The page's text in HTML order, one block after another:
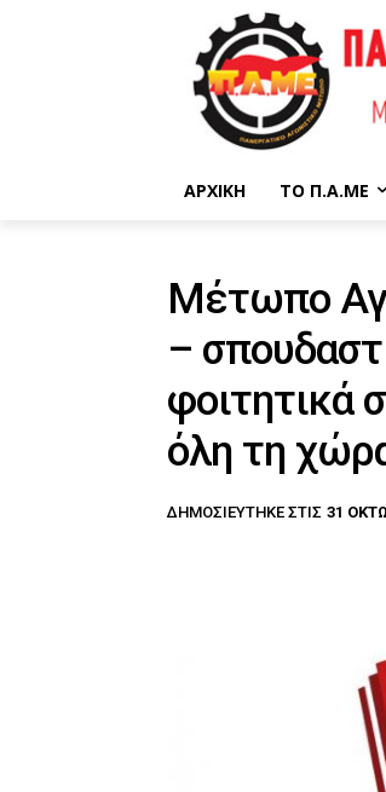
ΑΡΧΙΚΉ ΤΟ Π.Α.ΜΕ
Μέτωπο
–
φοιτητικά
όλη τη
ΔΗΜΟΣΙΕΎΤΗΚΕ ΣΤΙΣ 31